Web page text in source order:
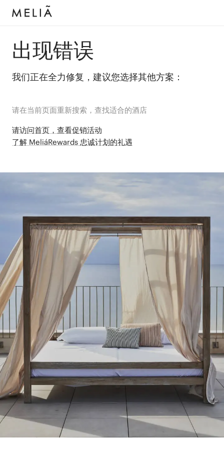
出现错误
我们正在全力修复，建议您选择其他方案：
请在当前页面重新搜索，查找适合的酒店
请访问首页，查看促销活动
了解 MeliáRewards 忠诚计划的礼遇